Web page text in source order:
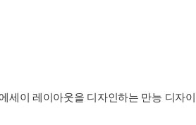
세이 레이아웃을 디자인하는 만능 디자